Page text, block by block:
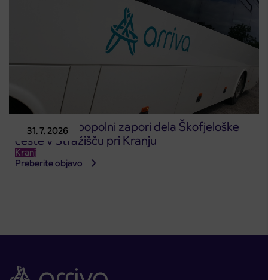
31. 7. 2026
Obvestilo o popolni zapori dela Škofjeloške
ceste v Stražišču pri Kranju
Kranj
Preberite objavo